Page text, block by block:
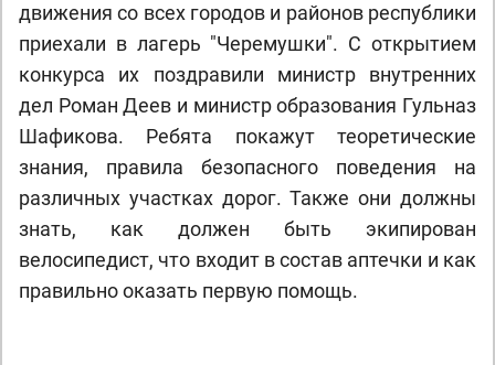
движения со всех городов и районов республики
приехали в лагерь "Черемушки". С открытием
конкурса их поздравили министр внутренних
дел Роман Деев и министр образования Гульназ
Шафикова. Ребята покажут теоретические
знания, правила безопасного поведения на
различных участках дорог. Также они должны
знать, как должен быть экипирован
велосипедист, что входит в состав аптечки и как
правильно оказать первую помощь.